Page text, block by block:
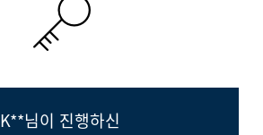
K**님이 진행하신